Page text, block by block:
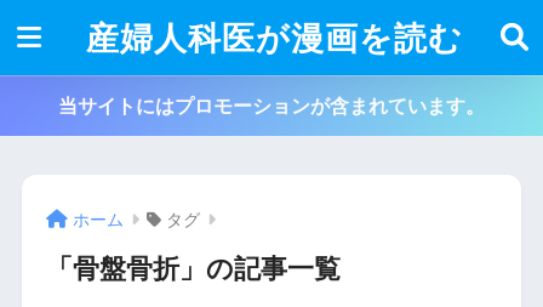
産婦人科医が漫画を読む
当サイトにはプロモーションが含まれています。
ホーム タグ
「骨盤骨折」の記事一覧